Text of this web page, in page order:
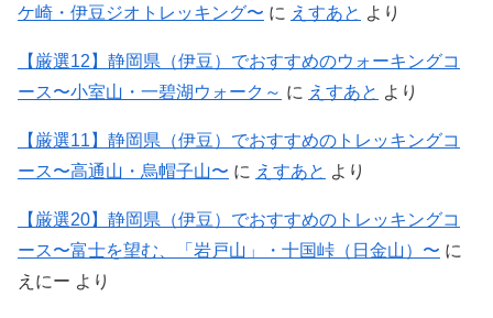
ケ崎・伊豆ジオトレッキング〜 に えすあと より
【厳選12】静岡県（伊豆）でおすすめのウォーキングコ
ース〜小室山・一碧湖ウォーク～ に えすあと より
【厳選11】静岡県（伊豆）でおすすめのトレッキングコ
ース〜高通山・烏帽子山〜 に えすあと より
【厳選20】静岡県（伊豆）でおすすめのトレッキングコ
ース〜富士を望む、「岩戸山」・十国峠（日金山）〜 に
えにー より